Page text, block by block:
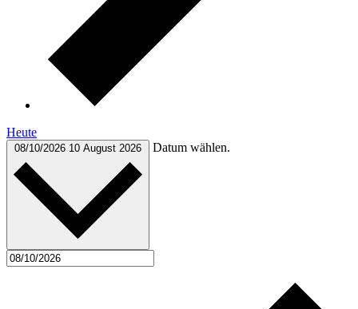
Heute
08/10/2026 10 August 2026 Datum wählen.